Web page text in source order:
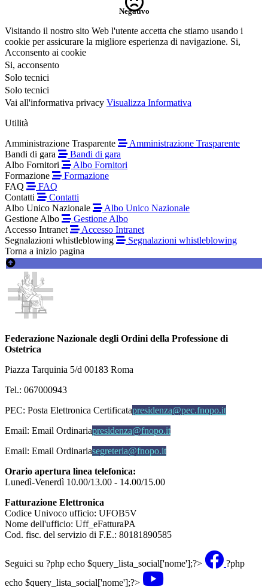
Negativo
Visitando il nostro sito Web l'utente accetta che stiamo usando i
cookie per assicurare la migliore esperienza di navigazione. Si,
Acconsento ai cookie
Si, acconsento
Solo tecnici
Solo tecnici
Vai all'informativa privacy Visualizza Informativa
Utilità
Amministrazione Trasparente
Amministrazione Trasparente
Bandi di gara
Bandi di gara
Albo Fornitori
Albo Fornitori
Formazione
Formazione
FAQ
FAQ
Contatti
Contatti
Albo Unico Nazionale
Albo Unico Nazionale
Gestione Albo
Gestione Albo
Accesso Intranet
Accesso Intranet
Segnalazioni whistleblowing
Segnalazioni whistleblowing
Torna a inizio pagina
Federazione Nazionale degli Ordini della Professione di
Ostetrica
Piazza Tarquinia 5/d 00183 Roma
Tel.: 067000943
PEC: Posta Elettronica Certificatapresidenza@pec.fnopo.it
Email: Email Ordinariapresidenza@fnopo.it
Email: Email Ordinariasegreteria@fnopo.it
Orario apertura linea telefonica:
Lunedì-Venerdì 10.00/13.00 - 14.00/15.00
Fatturazione Elettronica
Codice Univoco ufficio: UFOB5V
Nome dell'ufficio: Uff_eFatturaPA
Cod. fisc. del servizio di F.E.: 80181890585
Seguici su ?php echo $query_lista_social['nome'];?>
?php
echo $query_lista_social['nome'];?>